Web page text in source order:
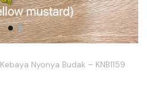
Kebaya Nyonya Budak – KNB1159